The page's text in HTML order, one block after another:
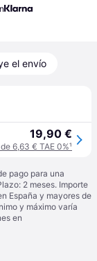
el envío
19,90 €
6,63 € TAE 0%¹
pago para una
2 meses. Importe
España y mayores de
y máximo varía
en